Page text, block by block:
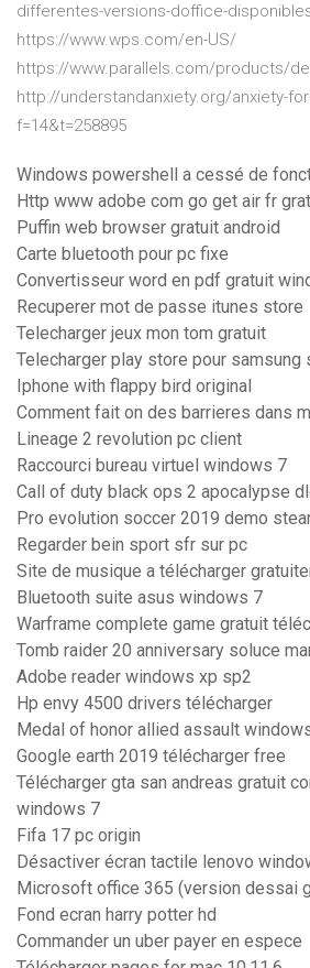
differentes-versions-doffice-
https://www.wps.com/en-US/
https://www.parallels.com/products/
http://understandanxiety.org/anxiety-
f=14&t=258895
Windows powershell a cessé de
Http www adobe com go get air fr
Puffin web browser gratuit android
Carte bluetooth pour pc fixe
Convertisseur word en pdf gratuit
Recuperer mot de passe itunes store
Telecharger jeux mon tom gratuit
Telecharger play store pour samsung
Iphone with flappy bird original
Comment fait on des barrieres dans
Lineage 2 revolution pc client
Raccourci bureau virtuel windows 7
Call of duty black ops 2 apocalypse
Pro evolution soccer 2019 demo
Regarder bein sport sfr sur pc
Site de musique a télécharger
Bluetooth suite asus windows 7
Warframe complete game gratuit
Tomb raider 20 anniversary soluce
Adobe reader windows xp sp2
Hp envy 4500 drivers télécharger
Medal of honor allied assault
Google earth 2019 télécharger free
Télécharger gta san andreas gratuit
windows 7
Fifa 17 pc origin
Désactiver écran tactile lenovo
Microsoft office 365 (version dessai
Fond ecran harry potter hd
Commander un uber payer en espece